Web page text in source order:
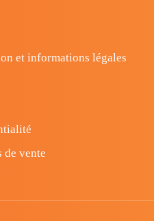
et informations légales
de vente